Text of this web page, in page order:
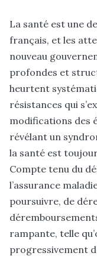
La santé est une
français, et les
nouveau
profondes et
heurtent
résistances qui
modifications des
révélant un
la santé est
Compte tenu du
l’assurance
poursuivre, de
rampante, telle
progressivement